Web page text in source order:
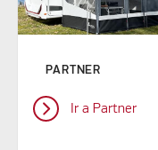
PARTNER
Ir a Partner